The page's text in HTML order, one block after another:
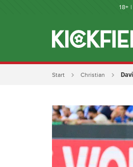
18+
Start Christian